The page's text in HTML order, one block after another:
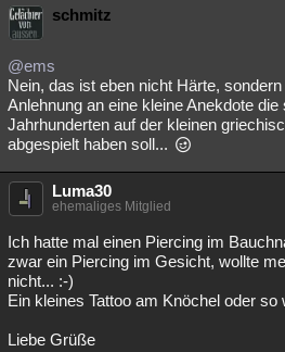
schmitz
@ems
Nein, das ist eben nicht Härte,
Anlehnung an eine kleine Anekdote
Jahrhunderten auf der kleinen
abgespielt haben soll...
Luma30
ehemaliges Mitglied
Ich hatte mal einen Piercing im
zwar ein Piercing im Gesicht, wollte
nicht... :-)
Ein kleines Tattoo am Knöchel oder
Liebe Grüße